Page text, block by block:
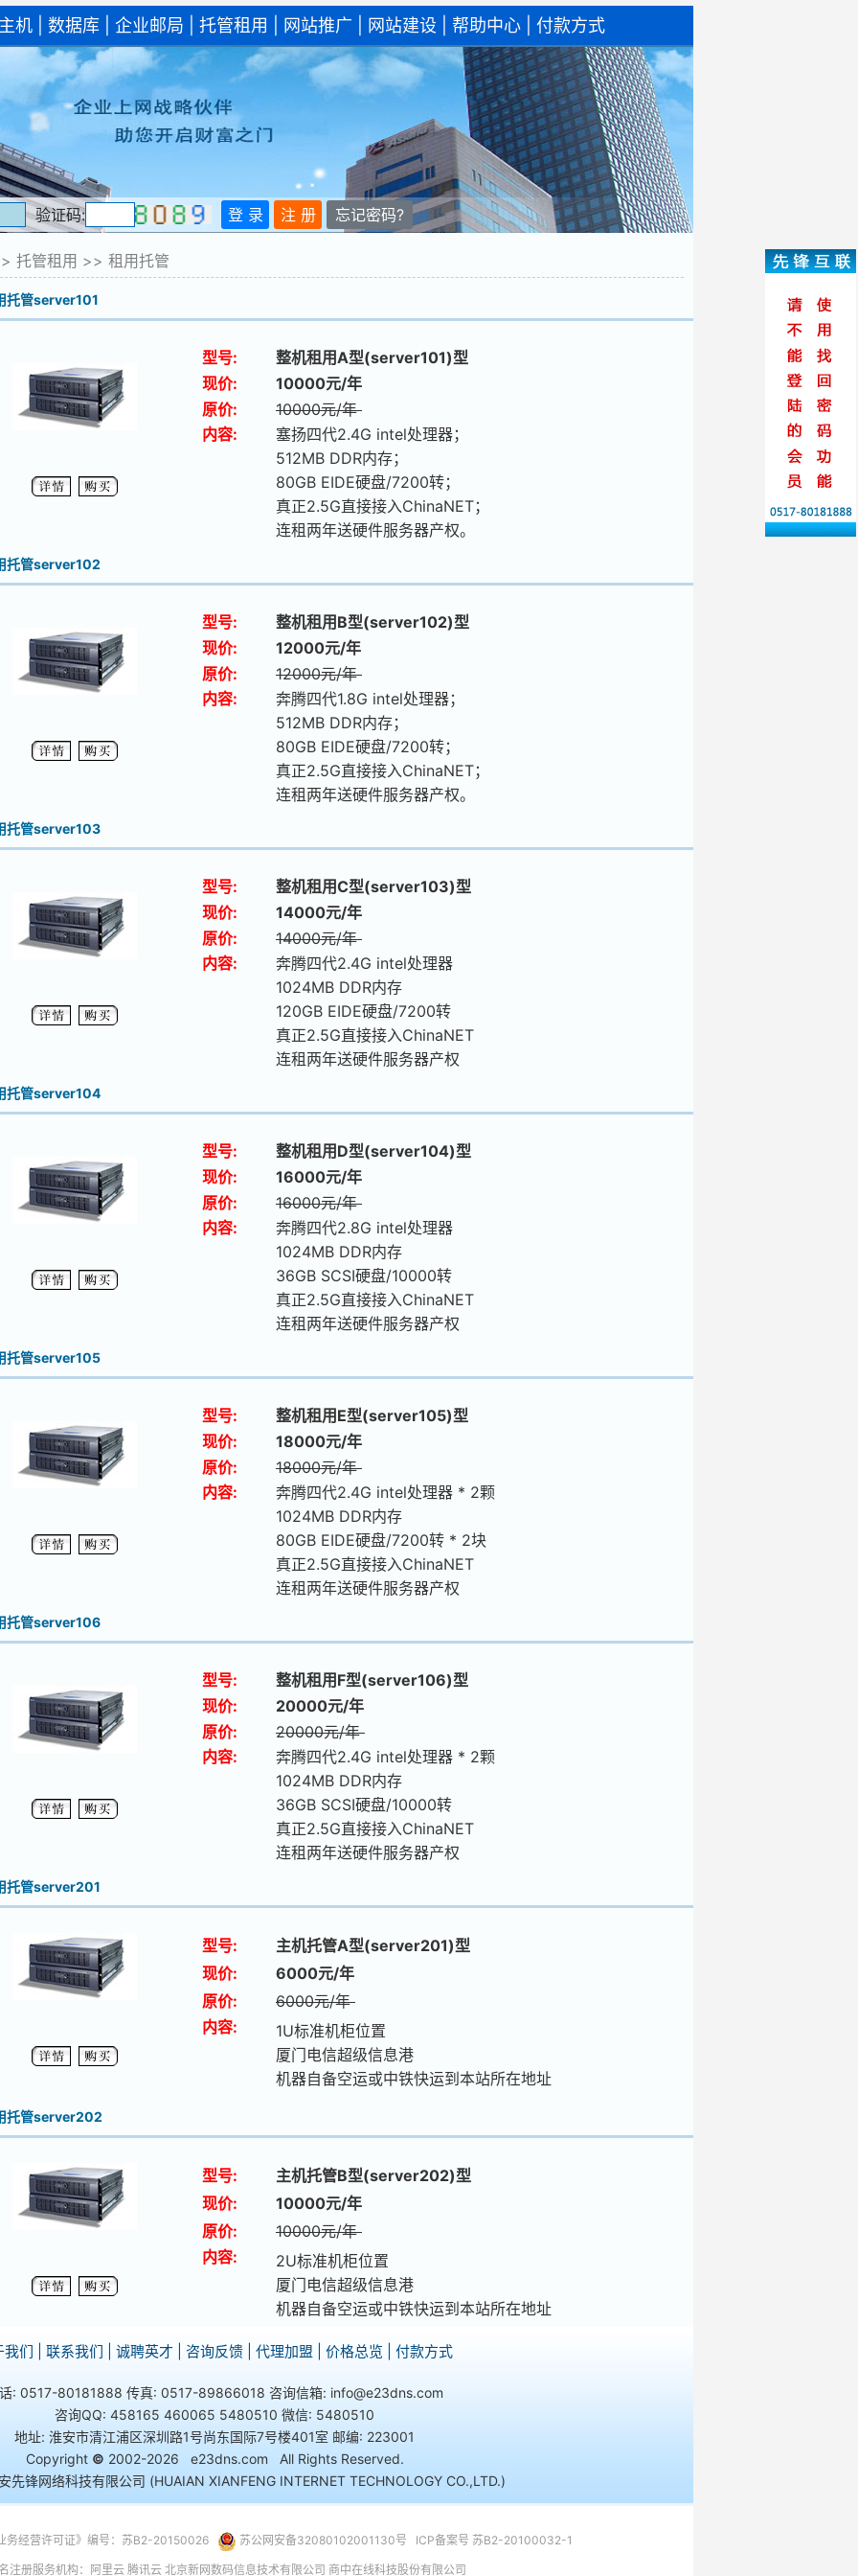
机| 数据库| 企业邮局 托管租用 网站推广 网站建设 帮助中心| 付款方式
验证码:
托管租用 >> 租用托管
托管server101
型号:
整机租用A型(server101)型
现价:
10000元/年
原价:
10000元/年
内容:
塞扬四代2.4G intel处理器；
512MB DDR内存；
80GB EIDE硬盘/7200转；
真正2.5G直接接入ChinaNET；
连租两年送硬件服务器产权。
托管server102
型号:
整机租用B型(server102)型
现价:
12000元/年
原价:
12000元/年
内容:
奔腾四代1.8G intel处理器；
512MB DDR内存；
80GB EIDE硬盘/7200转；
真正2.5G直接接入ChinaNET；
连租两年送硬件服务器产权。
托管server103
型号:
整机租用C型(server103)型
现价:
14000元/年
原价:
14000元/年
内容:
奔腾四代2.4G intel处理器
1024MB DDR内存
120GB EIDE硬盘/7200转
真正2.5G直接接入ChinaNET
连租两年送硬件服务器产权
托管server104
型号:
整机租用D型(server104)型
现价:
16000元/年
原价:
16000元/年
内容:
奔腾四代2.8G intel处理器
1024MB DDR内存
36GB SCSI硬盘/10000转
真正2.5G直接接入ChinaNET
连租两年送硬件服务器产权
托管server105
型号:
整机租用E型(server105)型
现价:
18000元/年
原价:
18000元/年
内容:
奔腾四代2.4G intel处理器 * 2颗
1024MB DDR内存
80GB EIDE硬盘/7200转 * 2块
真正2.5G直接接入ChinaNET
连租两年送硬件服务器产权
托管server106
型号:
整机租用F型(server106)型
现价:
20000元/年
原价:
20000元/年
内容:
奔腾四代2.4G intel处理器 * 2颗
1024MB DDR内存
36GB SCSI硬盘/10000转
真正2.5G直接接入ChinaNET
连租两年送硬件服务器产权
托管server201
型号:
主机托管A型(server201)型
现价:
6000元/年
原价:
6000元/年
内容:
1U标准机柜位置
厦门电信超级信息港
机器自备空运或中铁快运到本站所在地址
托管server202
型号:
主机托管B型(server202)型
现价:
10000元/年
原价:
10000元/年
内容:
2U标准机柜位置
厦门电信超级信息港
机器自备空运或中铁快运到本站所在地址
我们 联系我们 诚聘英才 咨询反馈 代理加盟 价格总览 付款方式
: 0517-80181888 传真: 0517-89866018 咨询信箱: info@e23dns.com
咨询QQ: 458165 460065 5480510 微信: 5480510
地址: 淮安市清江浦区深圳路1号尚东国际7号楼401室 邮编: 223001
Copyright © 2002-2026 e23dns.com All Rights Reserved.
先锋网络科技有限公司 (HUAIAN XIANFENG INTERNET TECHNOLOGY CO.,LTD.)
务经营许可证》编号：苏B2-20150026 苏公网安备32080102001130号 ICP备案号 苏B2-20100032-1
注册服务机构：阿里云 腾讯云 北京新网数码信息技术有限公司 商中在线科技股份有限公司